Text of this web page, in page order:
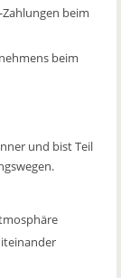
beim
beim
und bist Teil